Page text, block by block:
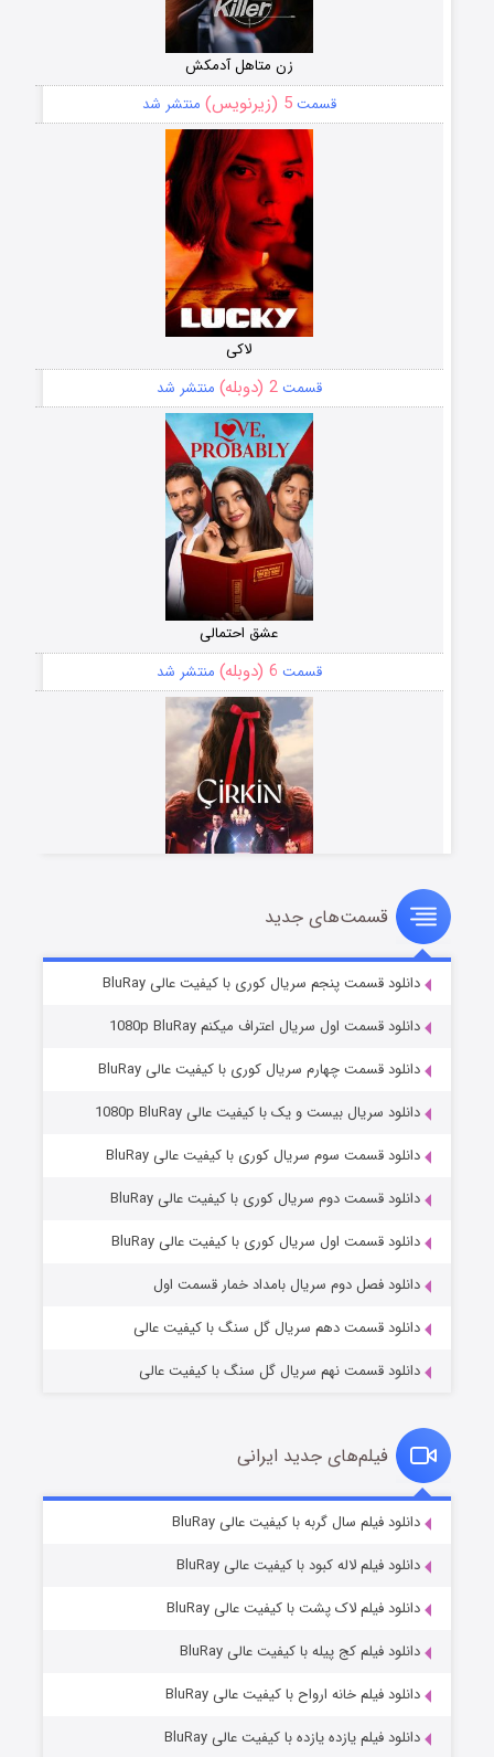
زن متاهل آدمکش
قسمت5 (زیرنویس) منتشر شد
لاکی
قسمت2 (دوبله) منتشر شد
عشق احتمالی
قسمت 6 (دوبله) منتشر شد
سریال زشت
قسمت5 (زیرنویس) منتشر شد
وستی ها
قسمت1 (زیرنویس) منتشر شد
قسمت6 (زیرنویس) منتشر شد
قسمت‌های جدید
دانلود قسمت پنجم سریال کوری با کیفیت عالی BluRay
دانلود قسمت اول سریال اعتراف میکنم 1080p BluRay
دانلود قسمت چهارم سریال کوری با کیفیت عالی BluRay
دانلود سریال بیست و یک با کیفیت عالی 1080p BluRay
دانلود قسمت سوم سریال کوری با کیفیت عالی BluRay
دانلود قسمت دوم سریال کوری با کیفیت عالی BluRay
دانلود قسمت اول سریال کوری با کیفیت عالی BluRay
دانلود فصل دوم سریال بامداد خمار قسمت اول
دانلود قسمت دهم سریال گل سنگ با کیفیت عالی
دانلود قسمت نهم سریال گل سنگ با کیفیت عالی
فیلم‌های جدید ایرانی
دانلود فیلم سال گربه با کیفیت عالی BluRay
دانلود فیلم لاله کبود با کیفیت عالی BluRay
دانلود فیلم لاک پشت با کیفیت عالی BluRay
دانلود فیلم کج‌ پیله با کیفیت عالی BluRay
دانلود فیلم خانه ارواح با کیفیت عالی BluRay
دانلود فیلم یازده یازده با کیفیت عالی BluRay